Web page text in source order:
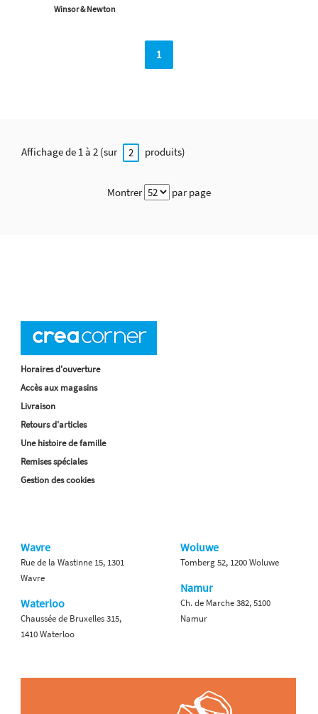
Winsor & Newton
1
Affichage de 1 à 2 (sur 2 produits)
Montrer par page
Horaires d'ouverture
Accès aux magasins
Livraison
Retours d'articles
Une histoire de famille
Remises spéciales
Gestion des cookies
Wavre
Rue de la Wastinne 15, 1301
Wavre
Waterloo
Chaussée de Bruxelles 315,
1410 Waterloo
Woluwe
Tomberg 52, 1200 Woluwe
Namur
Ch. de Marche 382, 5100
Namur